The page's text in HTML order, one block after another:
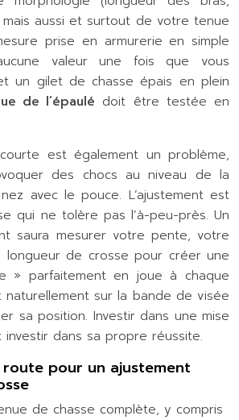
mais aussi et surtout de votre tenue
prise en armurerie en simple
valeur une fois que vous
un gilet de chasse épais en plein
de l’épaulé doit être testée en
est également un problème,
des chocs au niveau de la
avec le pouce. L’ajustement est
qui ne tolère pas l’à-peu-près. Un
saura mesurer votre pente, votre
longueur de crosse pour créer une
» parfaitement en joue à chaque
naturellement sur la bande de visée
sa position. Investir dans une mise
investir dans sa propre réussite.
pour un ajustement
de chasse complète, y compris